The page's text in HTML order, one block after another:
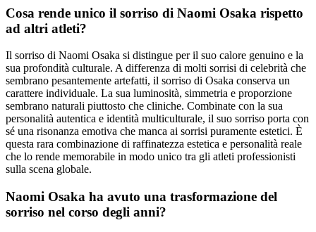
Cosa rende unico il sorriso di Naomi Osaka rispetto
ad altri atleti?
Il sorriso di Naomi Osaka si distingue per il suo calore genuino e la
sua profondità culturale. A differenza di molti sorrisi di celebrità che
sembrano pesantemente artefatti, il sorriso di Osaka conserva un
carattere individuale. La sua luminosità, simmetria e proporzione
sembrano naturali piuttosto che cliniche. Combinate con la sua
personalità autentica e identità multiculturale, il suo sorriso porta con
sé una risonanza emotiva che manca ai sorrisi puramente estetici. È
questa rara combinazione di raffinatezza estetica e personalità reale
che lo rende memorabile in modo unico tra gli atleti professionisti
sulla scena globale.
Naomi Osaka ha avuto una trasformazione del
sorriso nel corso degli anni?